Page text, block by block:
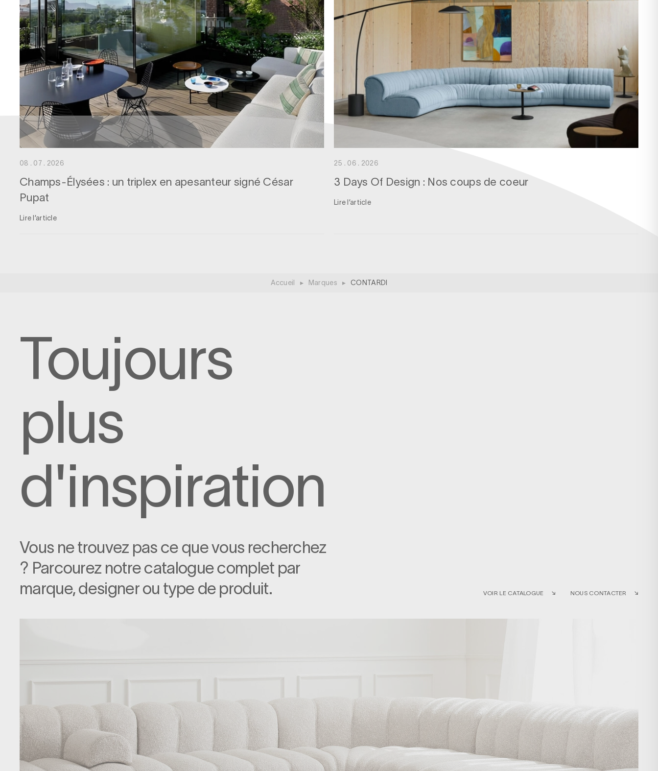
08 . 07 . 2026
Champs-Élysées : un triplex en apesanteur signé César
Pupat
Lire l’article
25 . 06 . 2026
3 Days Of Design : Nos coups de coeur
Lire l’article
Accueil ▸ Marques ▸ CONTARDI
Toujours
plus
d'inspiration
Vous ne trouvez pas ce que vous recherchez
? Parcourez notre catalogue complet par
marque, designer ou type de produit.
VOIR LE CATALOGUE NOUS CONTACTER